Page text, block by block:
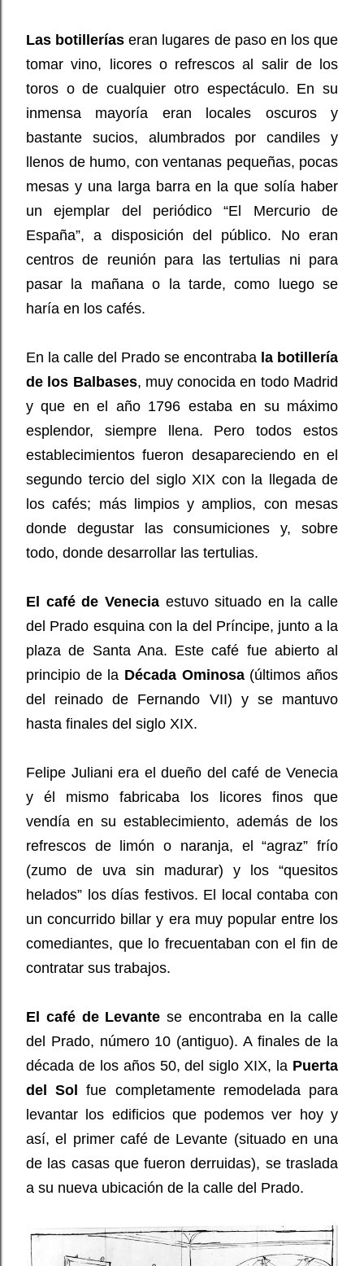
Las botillerías eran lugares de paso en los que
tomar vino, licores o refrescos al salir de los
toros o de cualquier otro espectáculo. En su
inmensa mayoría eran locales oscuros y
bastante sucios, alumbrados por candiles y
llenos de humo, con ventanas pequeñas, pocas
mesas y una larga barra en la que solía haber
un ejemplar del periódico “El Mercurio de
España”, a disposición del público. No eran
centros de reunión para las tertulias ni para
pasar la mañana o la tarde, como luego se
haría en los cafés.
En la calle del Prado se encontraba la botillería
de los Balbases, muy conocida en todo Madrid
y que en el año 1796 estaba en su máximo
esplendor, siempre llena. Pero todos estos
establecimientos fueron desapareciendo en el
segundo tercio del siglo XIX con la llegada de
los cafés; más limpios y amplios, con mesas
donde degustar las consumiciones y, sobre
todo, donde desarrollar las tertulias.
El café de Veneciaestuvo situado en la calle
del Prado esquina con la del Príncipe, junto a la
plaza de Santa Ana. Este café fue abierto al
principio de la Década Ominosa (últimos años
del reinado de Fernando VII) y se mantuvo
hasta finales del siglo XIX.
Felipe Juliani era el dueño del café de Venecia
y él mismo fabricaba los licores finos que
vendía en su establecimiento, además de los
refrescos de limón o naranja, el “agraz” frío
(zumo de uva sin madurar) y los “quesitos
helados” los días festivos. El local contaba con
un concurrido billar y era muy popular entre los
comediantes, que lo frecuentaban con el fin de
contratar sus trabajos.
El café de Levante se encontraba en la calle
del Prado, número 10 (antiguo). A finales de la
década de los años 50, del siglo XIX, la Puerta
del Sol
fue completamente remodelada para
levantar los edificios que podemos ver hoy y
así, el primer café de Levante (situado en una
de las casas que fueron derruidas), se traslada
a su nueva ubicación de la calle del Prado.